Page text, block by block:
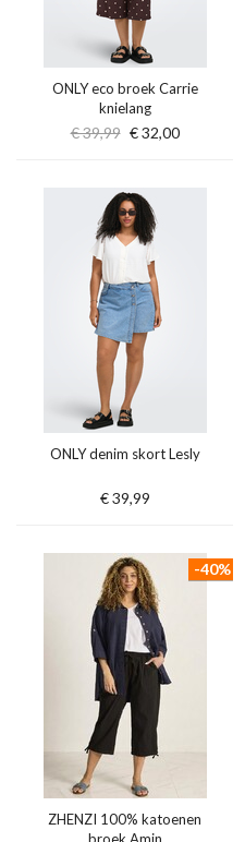
ONLY eco broek Carrie
knielang
€ 39,99 € 32,00
ONLY denim skort Lesly
€ 39,99
ZHENZI 100% katoenen
-40%